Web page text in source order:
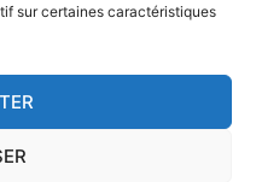
sur certaines caractéristiques